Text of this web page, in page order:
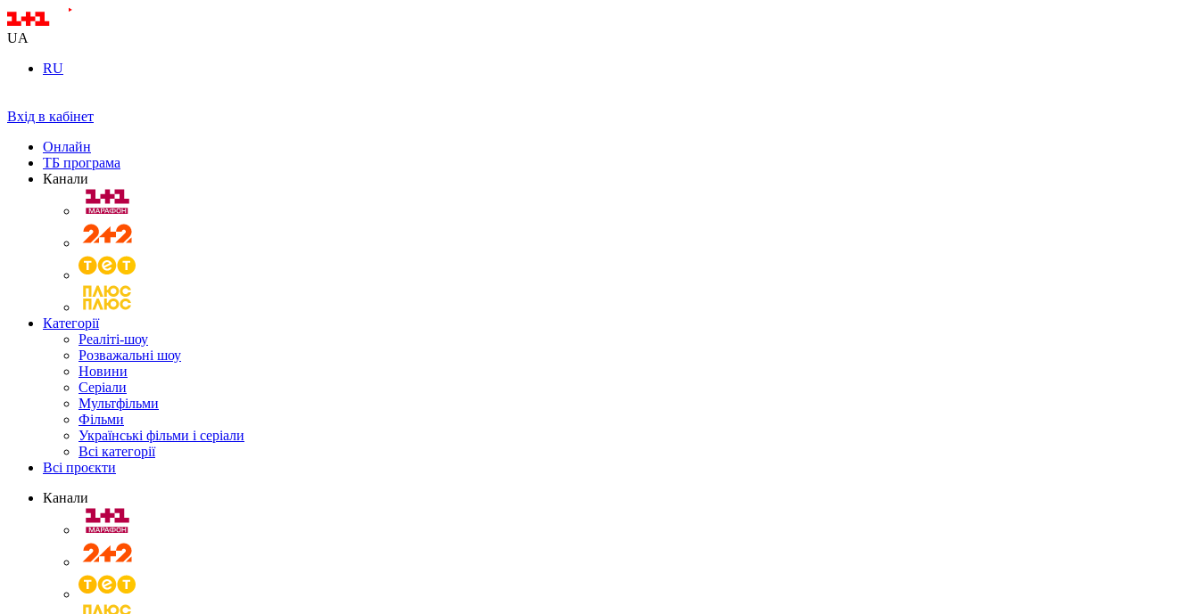
UA
RU
Вхід в кабінет
Онлайн
ТБ програма
Канали
Категорії
Реаліті-шоу
Розважальні шоу
Новини
Серіали
Мультфільми
Фільми
Українські фільми і серіали
Всі категорії
Всі проєкти
Канали